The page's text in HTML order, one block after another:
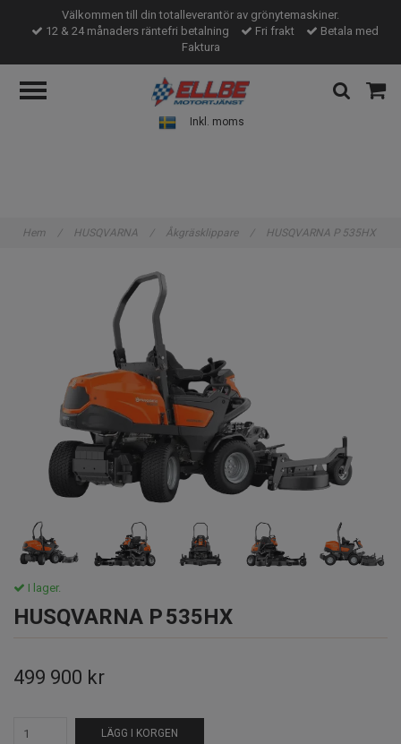
Välkommen till din totalleverantör av grönytemaskiner.
12 & 24 månaders räntefri betalning
Fri frakt
Betala med
Faktura
Inkl. moms
Hem / HUSQVARNA / Åkgräsklippare / HUSQVARNA P 535HX
I lager.
HUSQVARNA P 535HX
499 900 kr
LÄGG I KORGEN